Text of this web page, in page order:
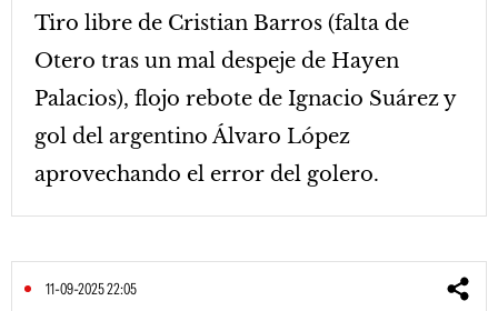
Tiro libre de Cristian Barros (falta de
Otero tras un mal despeje de Hayen
Palacios), flojo rebote de Ignacio Suárez y
gol del argentino Álvaro López
aprovechando el error del golero.
11-09-2025 22:05